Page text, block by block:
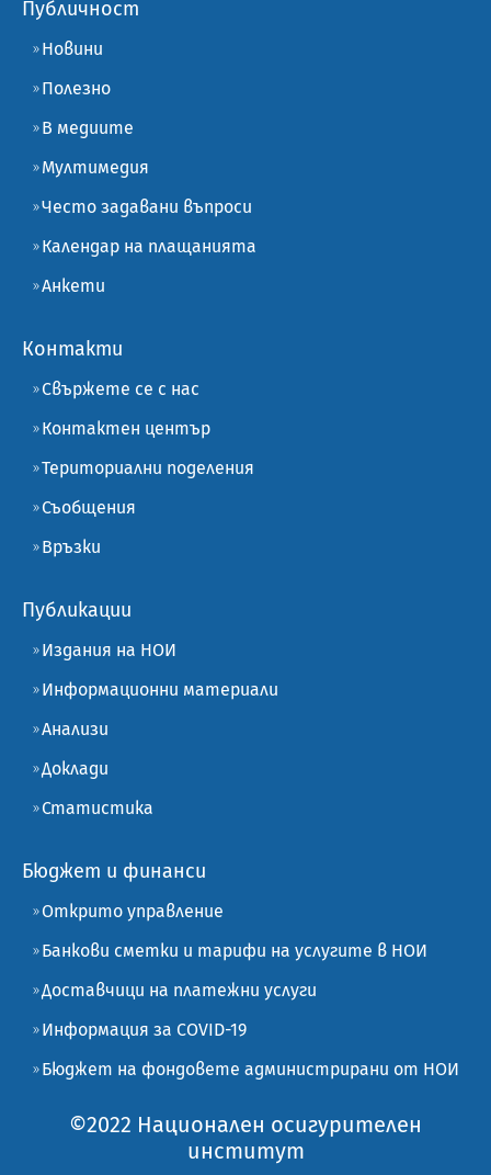
Публичност
Новини
Полезно
В медиите
Мултимедия
Често задавани въпроси
Календар на плащанията
Анкети
Контакти
Свържете се с нас
Контактен център
Териториални поделения
Съобщения
Връзки
Публикации
Издания на НОИ
Информационни материали
Анализи
Доклади
Статистика
Бюджет и финанси
Открито управление
Банкови сметки и тарифи на услугите в НОИ
Доставчици на платежни услуги
Информация за COVID-19
Бюджет на фондовете администрирани от НОИ
©2022 Национален осигурителен
институт